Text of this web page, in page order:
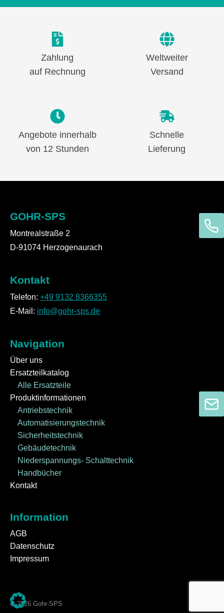
Zahlung
auf Rechnung
Weltweiter
Versand
Angebote innerhalb
von 12 Stunden
Schnelle
Lieferung
GOHR-SPS
Montrealstraße 2
D-91074 Herzogenaurach
Kontakt
Telefon: +49 9132 8366355
E-Mail: info@gohr-sps.de
Navigation
Über uns
Ersatzteilkatalog
Alle Ersatzteile
Produktinformationen
Antriebstechnik
Automatisierungstechnik
Sicherheitstechnik
Gebäudetechnik
Niederspannungs- Schalttechnik
Handbücher
Kontakt
Information
AGB
Datenschutz
Impressum
© 2026 Gohr-SPS